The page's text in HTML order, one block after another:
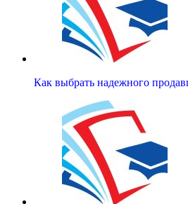
Как выбрать надежного